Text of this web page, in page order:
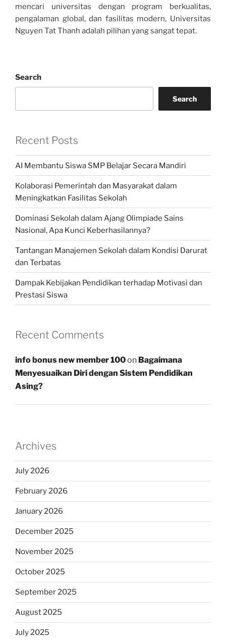
mencari universitas dengan program berkualitas,
pengalaman global, dan fasilitas modern, Universitas
Nguyen Tat Thanh adalah pilihan yang sangat tepat.
Search
Search
Recent Posts
AI Membantu Siswa SMP Belajar Secara Mandiri
Kolaborasi Pemerintah dan Masyarakat dalam
Meningkatkan Fasilitas Sekolah
Dominasi Sekolah dalam Ajang Olimpiade Sains
Nasional, Apa Kunci Keberhasilannya?
Tantangan Manajemen Sekolah dalam Kondisi Darurat
dan Terbatas
Dampak Kebijakan Pendidikan terhadap Motivasi dan
Prestasi Siswa
Recent Comments
info bonus new member 100on Bagaimana
Menyesuaikan Diri dengan Sistem Pendidikan
Asing?
Archives
July 2026
February 2026
January 2026
December 2025
November 2025
October 2025
September 2025
August 2025
July 2025